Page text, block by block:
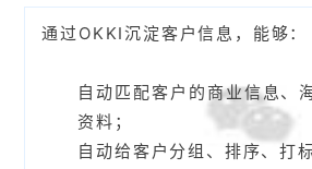
通过OKKI沉淀客户信息，能够：
自动匹配客户的商业信息、
资料；
自动给客户分组、排序、打